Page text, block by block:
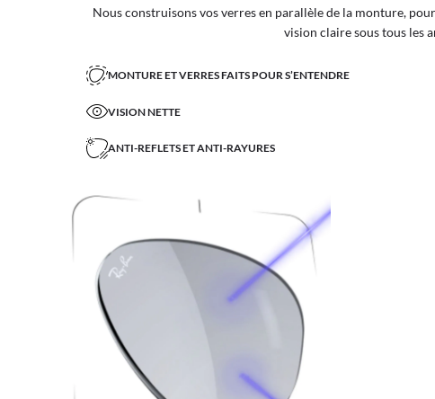
Nous construisons vos verres en parallèle de la monture,
vision claire sous tous les
MONTURE ET VERRES FAITS POUR S’ENTENDRE
VISION NETTE
ANTI-REFLETS ET ANTI-RAYURES